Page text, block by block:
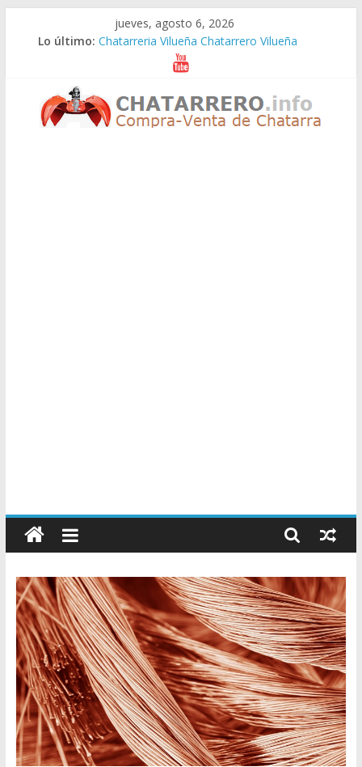
jueves, agosto 6, 2026
Lo último: Chatarreria Vilueña Chatarrero Vilueña
Chatarreria Zuera Chatarrero Zuera
Chatarreria Zaragoza Chatarrero Zaragoza
Chatarreria Zaida Chatarrero Zaida
Chatarreria Vistabella Chatarrero Vistabella
Chatarreros
–
Precio
de
Chatarra
Directorio
de